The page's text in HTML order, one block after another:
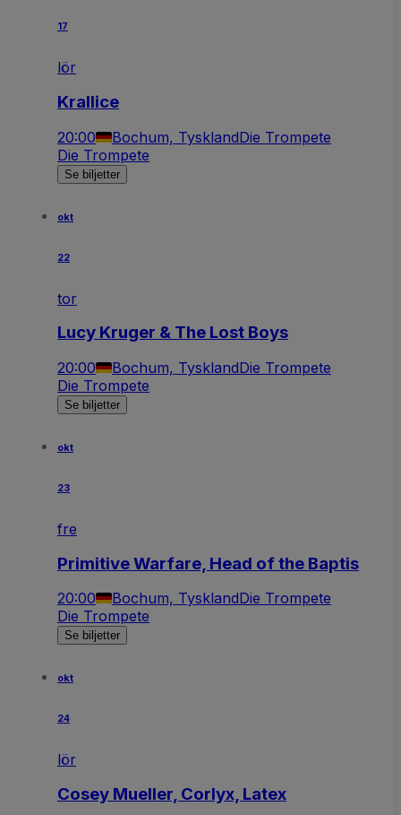
17
lör
Krallice
20:00 Bochum, TysklandDie Trompete
Die Trompete
Se biljetter
okt
22
tor
Lucy Kruger & The Lost Boys
20:00 Bochum, TysklandDie Trompete
Die Trompete
Se biljetter
okt
23
fre
Primitive Warfare, Head of the Baptis
20:00 Bochum, TysklandDie Trompete
Die Trompete
Se biljetter
okt
24
lör
Cosey Mueller, Corlyx, Latex